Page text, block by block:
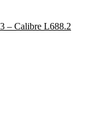
– Calibre L688.2